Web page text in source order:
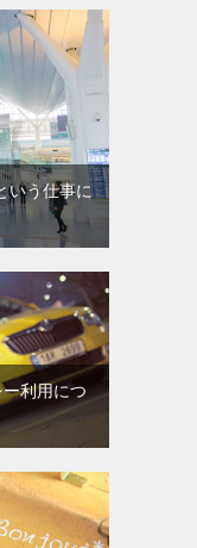
いう仕事に
利用につ